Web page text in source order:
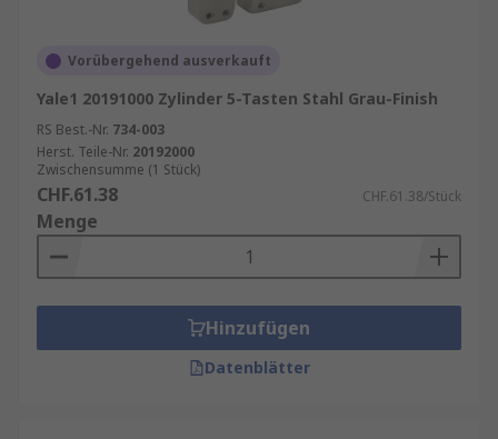
Vorübergehend ausverkauft
Yale1 20191000 Zylinder 5-Tasten Stahl Grau-Finish
RS Best.-Nr. 734-003
Herst. Teile-Nr. 20192000
Zwischensumme (1 Stück)
CHF.61.38 CHF.61.38/Stück
Menge
Hinzufügen
Datenblätter